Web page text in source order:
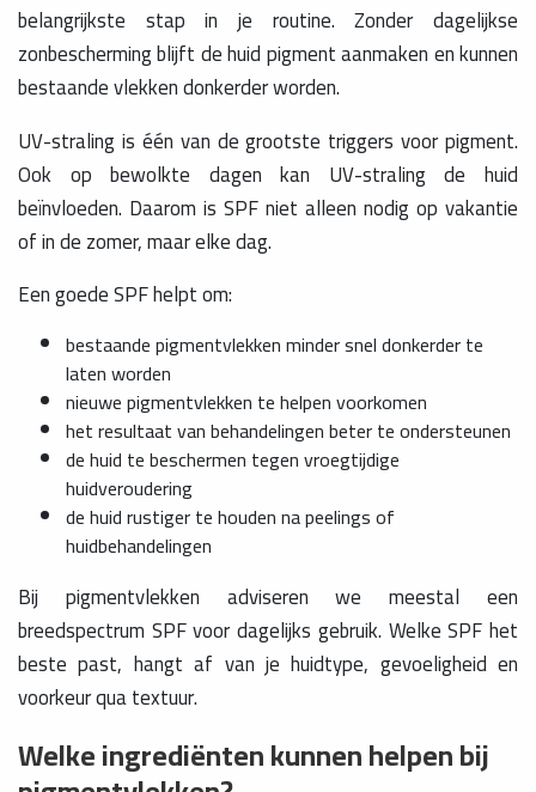
belangrijkste stap in je routine. Zonder dagelijkse
zonbescherming blijft de huid pigment aanmaken en kunnen
bestaande vlekken donkerder worden.
UV-straling is één van de grootste triggers voor pigment.
Ook op bewolkte dagen kan UV-straling de huid
beïnvloeden. Daarom is SPF niet alleen nodig op vakantie
of in de zomer, maar elke dag.
Een goede SPF helpt om:
bestaande pigmentvlekken minder snel donkerder te
laten worden
nieuwe pigmentvlekken te helpen voorkomen
het resultaat van behandelingen beter te ondersteunen
de huid te beschermen tegen vroegtijdige
huidveroudering
de huid rustiger te houden na peelings of
huidbehandelingen
Bij pigmentvlekken adviseren we meestal een
breedspectrum SPF voor dagelijks gebruik. Welke SPF het
beste past, hangt af van je huidtype, gevoeligheid en
voorkeur qua textuur.
Welke ingrediënten kunnen helpen bij